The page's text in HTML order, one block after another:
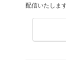
配信いたします